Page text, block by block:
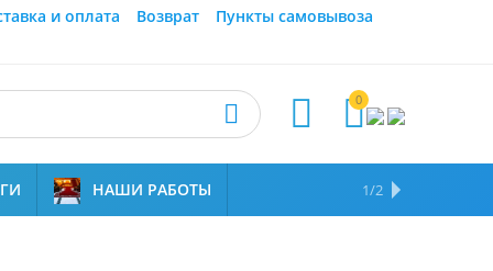
и оплата Возврат
Пункты самовывоза
0



НАШИ РАБОТЫ НАМ ДОВЕРЯЮТ
1/2